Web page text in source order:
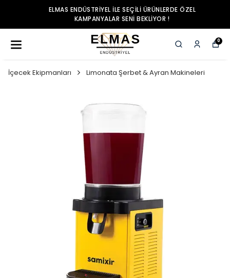
ELMAS ENDÜSTRIYEL ILE SEÇILI ÜRÜNLERDE ÖZEL
KAMPANYALAR SENI BEKLIYOR !
0
İçecek Ekipmanları Limonata Şerbet & Ayran Makineleri